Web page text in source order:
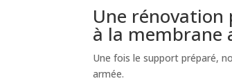
Une rénovation
à la membrane
Une fois le support préparé,
armée.